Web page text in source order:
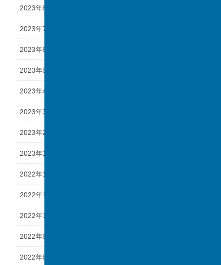
2023年8月
2023年7月
2023年6月
2023年5月
2023年4月
2023年3月
2023年2月
2023年1月
2022年12月
2022年11月
2022年10月
2022年9月
2022年8月